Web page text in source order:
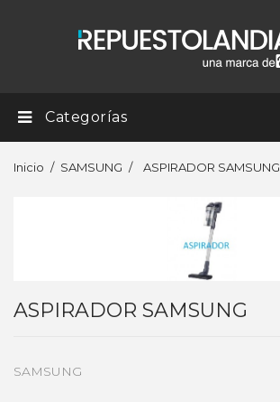
Categorías
Inicio SAMSUNG ASPIRADOR SAMSUNG
ASPIRADOR SAMSUNG
SAMSUNG